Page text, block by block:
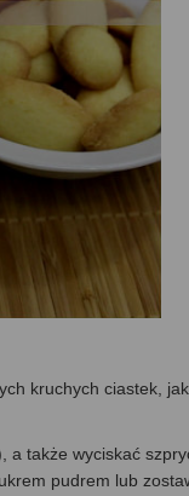
kruchych ciastek,
a także wyciskać
pudrem lub